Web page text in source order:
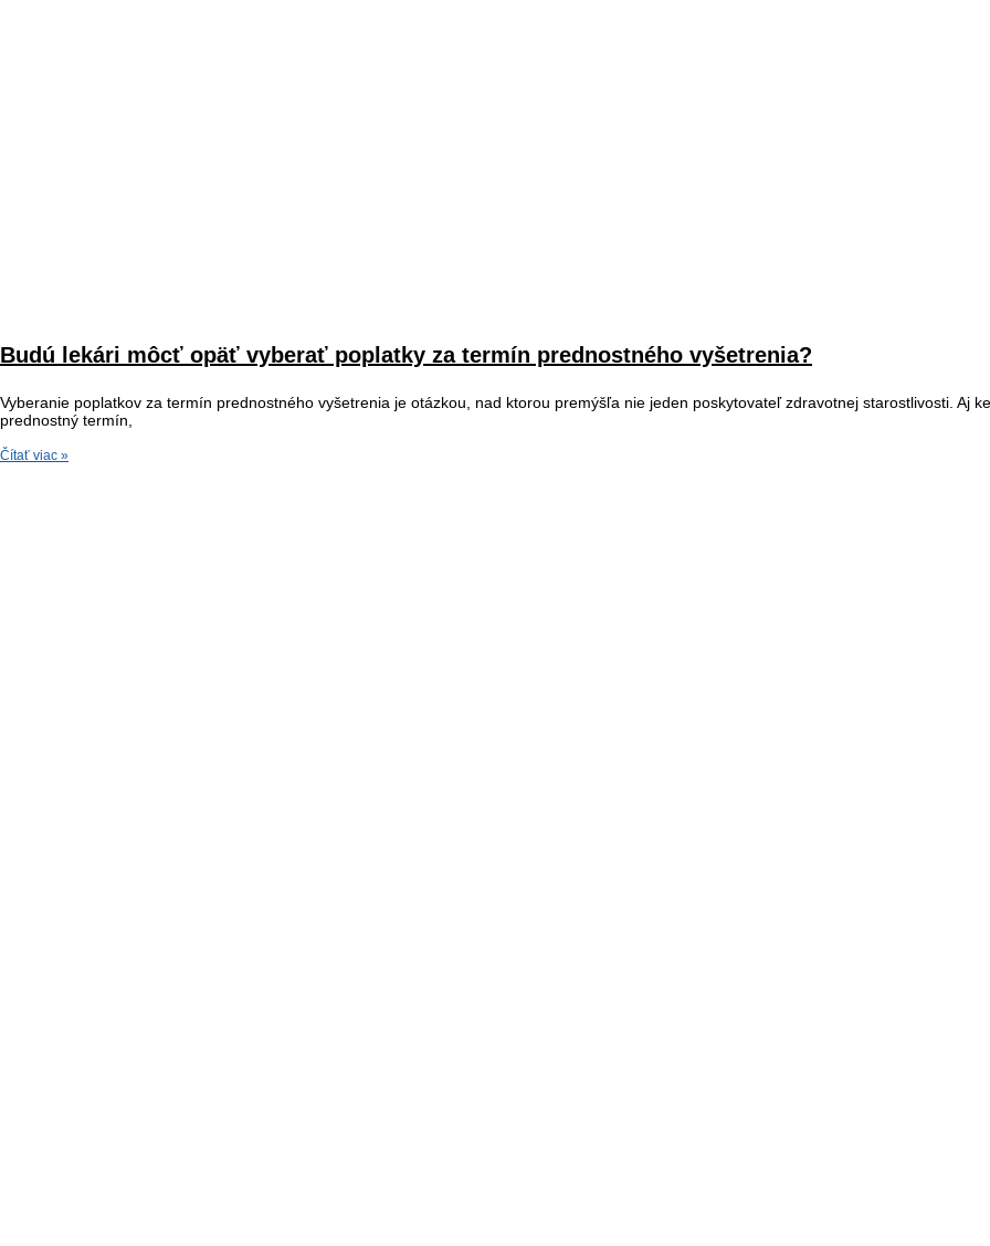
Budú lekári môcť opäť vyberať poplatky za termín prednostného vyšetrenia?
Vyberanie poplatkov za termín prednostného vyšetrenia je otázkou, nad ktorou premýšľa nie jeden poskytovateľ zdravotnej starostlivosti. Aj
prednostný termín,
Čítať viac »